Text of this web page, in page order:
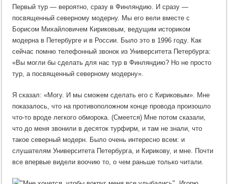
Первый тур — вероятно, сразу в Финляндию. И сразу —
посвященный северному модерну. Мы его вели вместе с
Борисом Михайловичем Кириковым, ведущим историком
модерна в Петербурге и в России. Было это в 1996 году. Как
сейчас помню телефонный звонок из Университета Петербурга:
«Вы могли бы сделать для нас тур в Финляндию? Но не просто
тур, а посвященный северному модерну».
Я сказал: «Могу. И мы сможем сделать его с Кириковым». Мне
показалось, что на противоположном конце провода произошло
что-то вроде легкого обморока. (Смеется) Мне потом сказали,
что до меня звонили в десяток турфирм, и там не знали, что
такое северный модерн. Было очень интересно всем: и
слушателям Университета Петербурга, и Кирикову, и мне. Почти
все впервые видели воочию то, о чем раньше только читали.